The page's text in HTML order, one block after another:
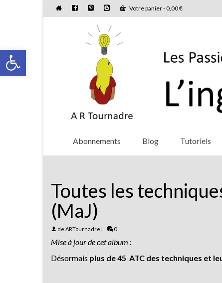
Ouvrir la barre d’outils
Votre panier-0,00€
Abonnements Blog Tutoriels
Toutes les
(MaJ)
de ARTournadre | 0
Mise à jour de cet album :
Désormais plus de 45 ATC des techniques et